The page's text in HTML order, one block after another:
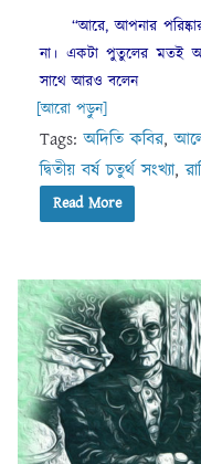
“আরে, আপনার পরিষ্কার
না। একটা পুতুলের মতই
সাথে আরও বলেন
[আরো পড়ুন]
Tags:অদিতি কবির,
দ্বিতীয় বর্ষ চতুর্থ সংখ্যা,
Read More